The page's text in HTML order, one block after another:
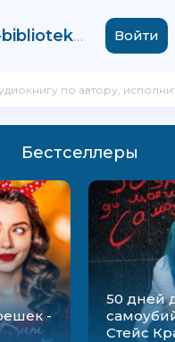
Online-biblioteka .comВойти
Бестселлеры
-
50 дней
Стейс